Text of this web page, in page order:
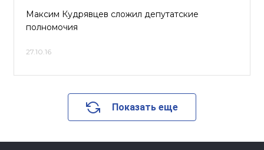
Максим Кудрявцев сложил депутатские
полномочия
27.10.16
Показать еще